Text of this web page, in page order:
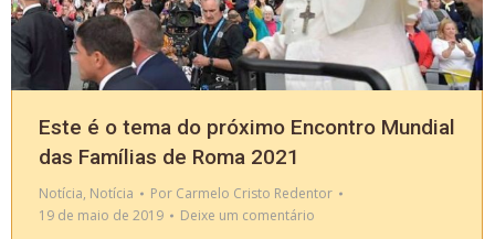
Este é o tema do próximo Encontro Mundial
das Famílias de Roma 2021
Notícia, Notícia Por Carmelo Cristo Redentor
19 de maio de 2019
Deixe um comentário